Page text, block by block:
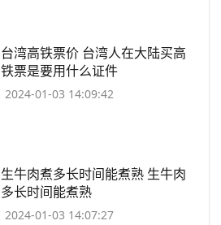
​台湾高铁票价 台湾人在大陆买高
铁票是要用什么证件
2024-01-03 14:09:42
​生牛肉煮多长时间能煮熟 生牛肉
多长时间能煮熟
2024-01-03 14:07:27